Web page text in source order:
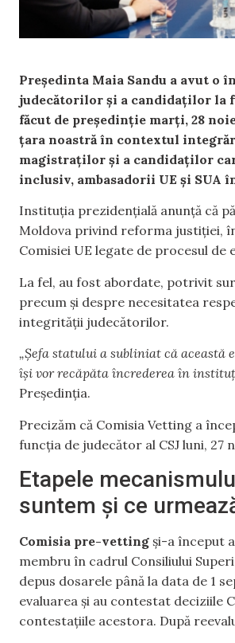
Președinta Maia Sandu a avut o
judecătorilor și a candidaților la
făcut de președinție marți, 28
țara noastră în contextul
magistraților și a candidaților
inclusiv, ambasadorii UE și SUA
Instituția prezidențială anunță că
Moldova privind reforma justiției,
Comisiei UE legate de procesul
La fel, au fost abordate, potrivit
precum și despre necesitatea
integrității judecătorilor.
„Șefa statului a subliniat că această
își vor recăpăta încrederea în
Președinția.
Precizăm că Comisia Vetting a
funcția de judecător al CSJ luni, 27
Etapele
suntem și ce
Comisia pre-vetting și-a început
membru în cadrul Consiliului
depus dosarele până la data de 1
evaluarea și au contestat deciziile
contestațiile acestora. După